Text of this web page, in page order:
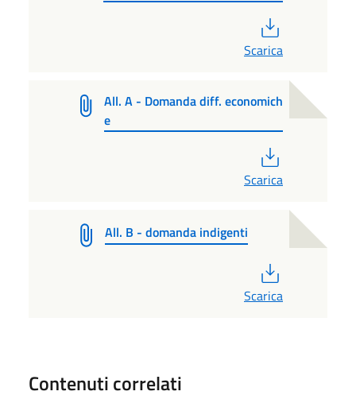
Scarica
All. A - Domanda diff. economich
e
Scarica
All. B - domanda indigenti
Scarica
Contenuti correlati